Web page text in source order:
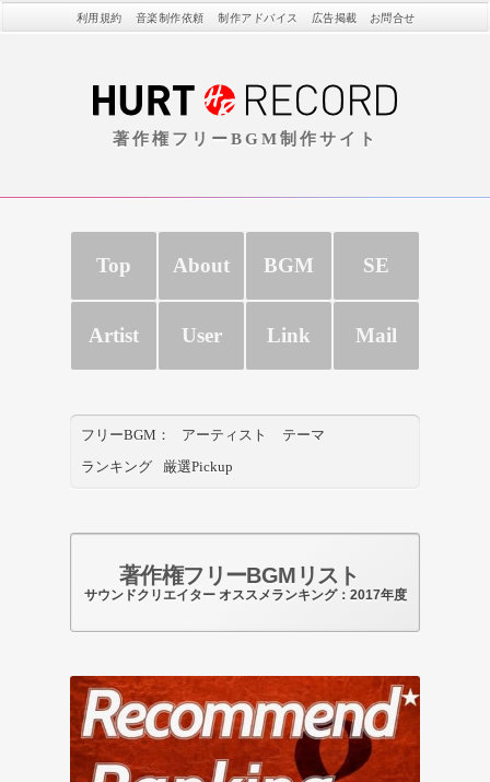
著作権フリーBGM制作サイト
利用規約 音楽制作依頼 制作アドバイス 広告掲載 お問合せ
Top About BGM SE
Artist User Link Mail
フリーBGM： アーティスト テーマ
ランキング 厳選Pickup
著作権フリーBGMリスト
サウンドクリエイター オススメランキング：2017年度